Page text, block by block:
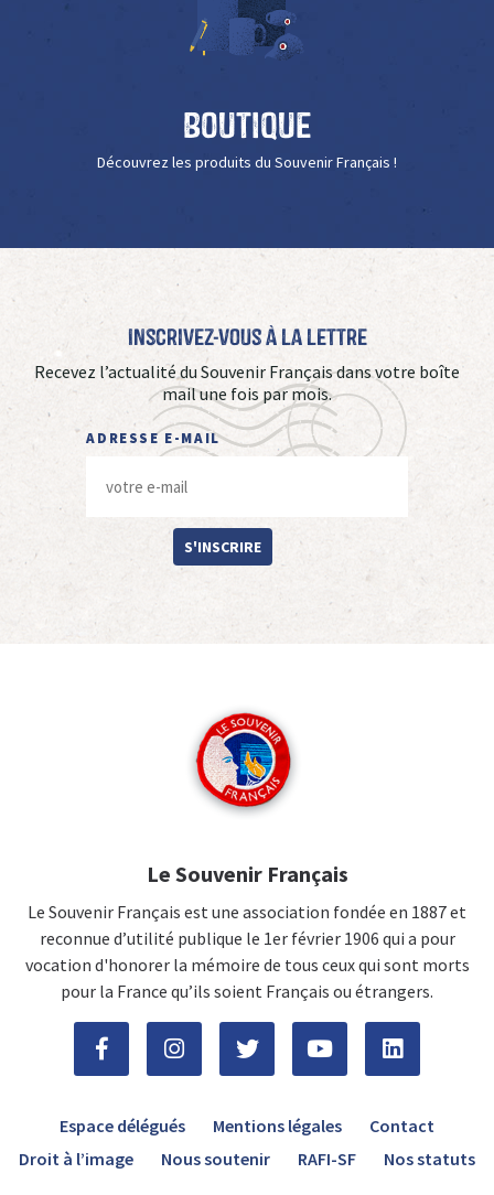
Boutique
Découvrez les produits du Souvenir Français !
Inscrivez-vous à La Lettre
Recevez l’actualité du Souvenir Français dans votre boîte
mail une fois par mois.
ADRESSE E-MAIL
S'INSCRIRE
Le Souvenir Français
Le Souvenir Français est une association fondée en 1887 et
reconnue d’utilité publique le 1er février 1906 qui a pour
vocation d'honorer la mémoire de tous ceux qui sont morts
pour la France qu’ils soient Français ou étrangers.
Espace délégués Mentions légales
Contact
Droit à l’image
Nous soutenir RAFI-SF Nos statuts